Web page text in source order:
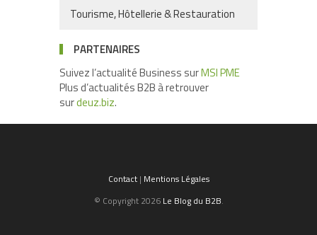
Tourisme, Hôtellerie & Restauration
PARTENAIRES
Suivez l’actualité Business surMSI PME
Plus d’actualités B2B à retrouver
surdeuz.biz.
Contact| Mentions Légales
© Copyright 2026 Le Blog du B2B.